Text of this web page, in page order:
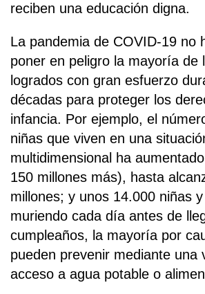
reciben una educación digna.
La pandemia de COVID-19 no
poner en peligro la mayoría de
logrados con gran esfuerzo
décadas para proteger los
infancia. Por ejemplo, el
niñas que viven en una
multidimensional ha
150 millones más), hasta
millones; y unos 14.000 niñas
muriendo cada día antes de
cumpleaños, la mayoría por
pueden prevenir mediante una
acceso a agua potable o